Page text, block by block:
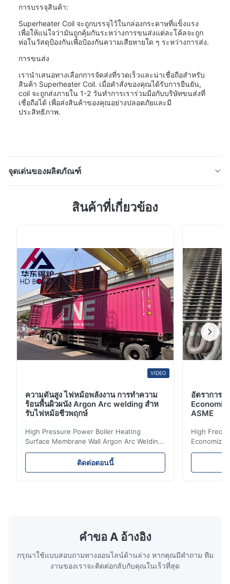
การบรรจุสินค้า:
Superheater Coil จะถูกบรรจุไว้ในกล่องกระดาษที่แข็งแรง
เพื่อให้แน่ใจว่ามันถูกคุ้มกันระหว่างการขนส่งแต่ละโค้ลจะถูก
ห่อในวัสดุป้องกันเพื่อป้องกันความเสียหายใด ๆ ระหว่างการส่ง.
การขนส่ง
เรานําเสนอทางเลือกการจัดส่งที่รวดเร็วและน่าเชื่อถือสําหรับ
สินค้า Superheater Coil. เมื่อคําสั่งของคุณได้รับการยืนยัน,
coil จะถูกส่งภายใน 1-2 วันทําการเราร่วมมือกับบริษัทขนส่งที่
เชื่อถือได้ เพื่อส่งสินค้าของคุณอย่างปลอดภัยและมี
ประสิทธิภาพ.
จุดเด่นของผลิตภัณฑ์
บที่สําคัญในระบบเครื่องทําความร้อน ซึ่งรับผิดชอบในการ
มาเพื่อเพิ่มประสิทธิภาพและผลงานของระบบหม้อร้อน เครื่อง
ทําความร้อนสูงนี้เหมาะสําหรับเชื้อเ...
สินค้าที่เกี่ยวข้อง
VIDEO
ความดันสูง ไฟหม้อพลังงาน การทําความ
ร้อนพื้นผิวผนัง Argon Arc welding สําห
รับไฟหม้อชีวพฤกษ์
High Pressure Power Boiler Heating
Surface Membrane Wall Argon Arc Welding
For Biomass Boiler Product Introduction
Water wall panels with pins usually laid
vertically on the inner wall of the furnace
circulation loop.Because of both cooling
ติดต่อตอนนี้
อัตราการต่
ASME
High
Product
industrial
คําขอ A อ้างอิง
กรุณาใช้แบบสอบถามทางออนไลน์ด้านล่าง หากคุณมีคําถาม ทีม
งานของเราจะติดต่อกลับกับคุณในเร็วที่สุด